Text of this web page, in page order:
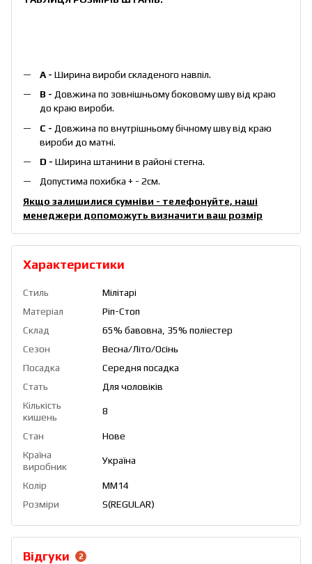
А - Ширина вироби складеного навпіл.
B - Довжина по зовнішньому боковому шву від краю
до краю вироби.
С - Довжина по внутрішньому бічному шву від краю
вироби до матні.
D - Ширина штанини в районі стегна.
Допустима похибка + - 2см.
Якщо залишилися сумніви - телефонуйте, наші
менеджери допоможуть визначити ваш розмір
Характеристики
Стиль
Мілітарі
Матеріал
Ріп-Стоп
Склад
65% бавовна, 35% поліестер
Сезон
Весна/Літо/Осінь
Посадка
Середня посадка
Стать
Для чоловіків
Кількість
кишень
8
Стан
Нове
Країна
виробник
Україна
Колір
ММ14
Розміри
S(REGULAR)
Відгуки 2